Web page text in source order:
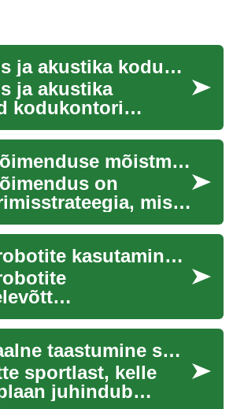
Valgustus ja akustika kodukontori optimeerimine
ja akustika
kodukontori
ning
kogemuse palju
esmapilgul
Finantsvõimenduse mõistmine ja rakendamine tänapäeva investeerimismaailmas
on
mis
võimalusi,
endas ka olulis...
Tööstusrobotite kasutamine väikeettevõtetes
on üha
muutuv
pakub uusi
tootlikk...
Hormonaalne taastumine spordis ja perioodiseerimine
sportlast, kelle
juhindub